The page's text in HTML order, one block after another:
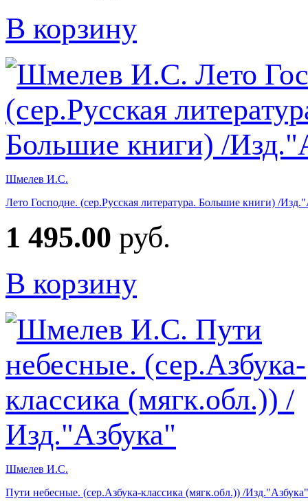
В корзину
Шмелев И.С.
Лето Господне. (сер.Русская литература. Большие книги) /
1 495.00 руб.
В корзину
Шмелев И.С.
Пути небесные. (сер.Азбука-классика (мягк.обл.)) /Изд."Азбука"